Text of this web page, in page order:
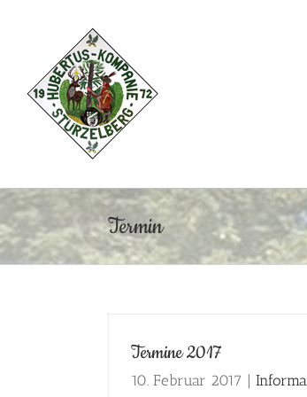
Termin
Termine 2017
10. Februar 2017 |